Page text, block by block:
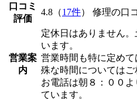
口コミ
評価
4.8（17件） 修理の口
営業案
内
定休日はありません
います。
営業時間も特に定め
殊な時間についてはご
お電話は朝８：００
ています。